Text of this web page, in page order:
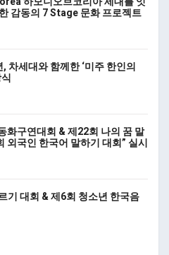
감동의 7 Stage 문화 프로젝트
차세대와 함께한 ‘미주 한인의
화구연대회 & 제22회 나의 꿈 말
외국인 한국어 말하기 대회” 실시
기 대회 & 제6회 청소년 한국음